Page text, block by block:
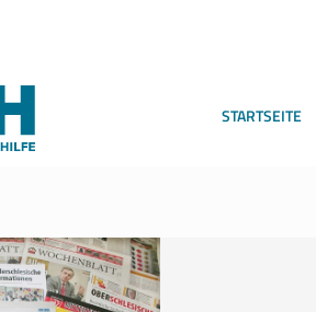
STARTSEITE